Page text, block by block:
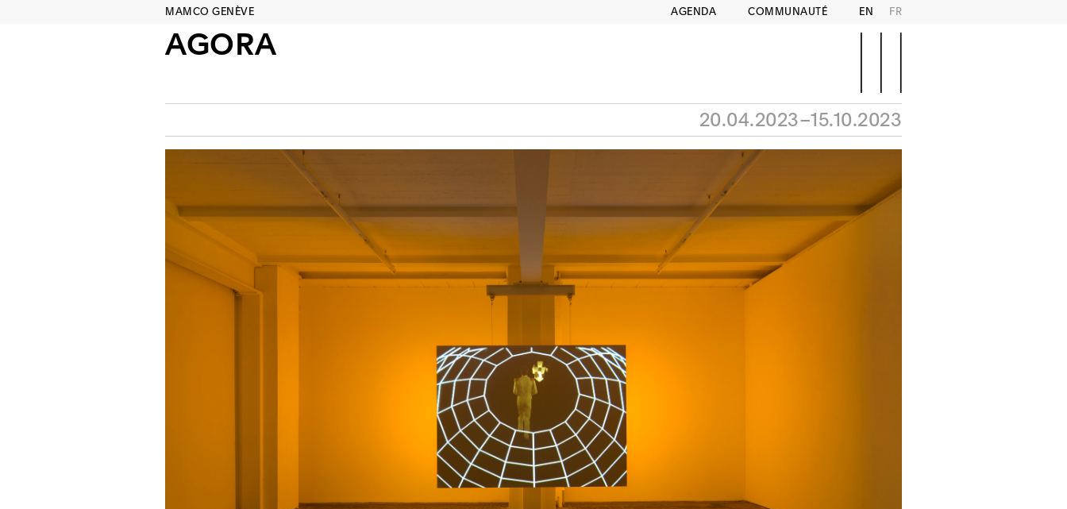
MAMCO GENÈVE AGENDA COMMUNAUTÉ EN FR
AGORA
20.04.2023–15.10.2023